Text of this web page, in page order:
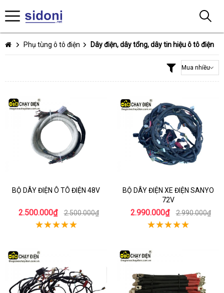
Phụ tùng ô tô điện Dây điện, dây tổng, dây tin hiệu ô tô điện
BỘ DÂY ĐIỆN Ô TÔ ĐIỆN 48V
2.500.000₫ 2.500.000₫
BỘ DÂY ĐIỆN XE ĐIỆN SANYO
72V
2.990.000₫ 2.990.000₫